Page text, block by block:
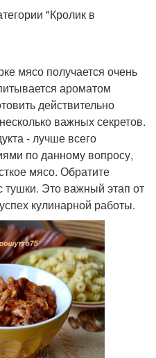
"Кролик в
мясо получается очень
ароматом
действительно
важных секретов.
- лучше всего
по данному вопросу,
мясо. Обратите
тушки. Это важный этап от
кулинарной работы.